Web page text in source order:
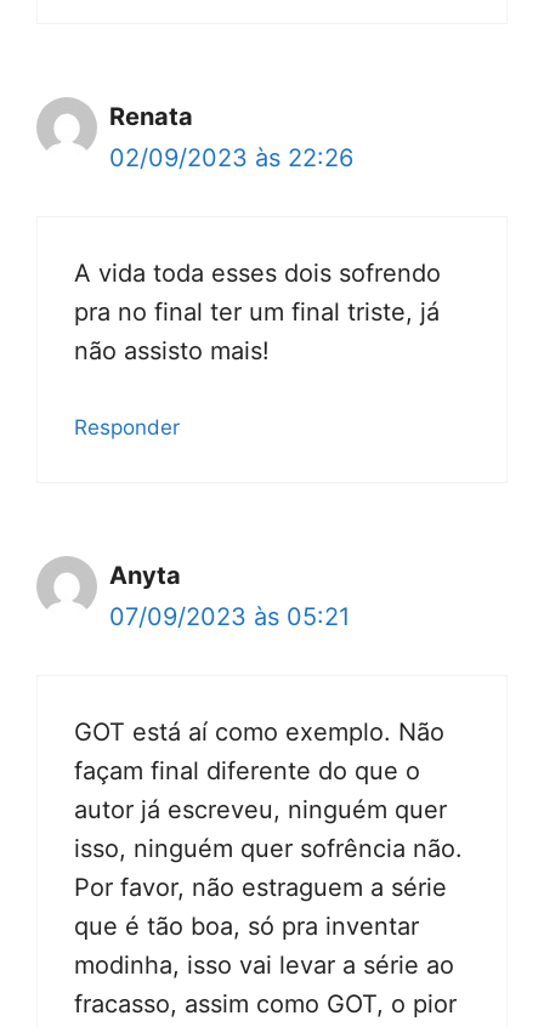
Renata
02/09/2023 às 22:26
A vida toda esses dois sofrendo
pra no final ter um final triste, já
não assisto mais!
Responder
Anyta
07/09/2023 às 05:21
GOT está aí como exemplo. Não
façam final diferente do que o
autor já escreveu, ninguém quer
isso, ninguém quer sofrência não.
Por favor, não estraguem a série
que é tão boa, só pra inventar
modinha, isso vai levar a série ao
fracasso, assim como GOT, o pior